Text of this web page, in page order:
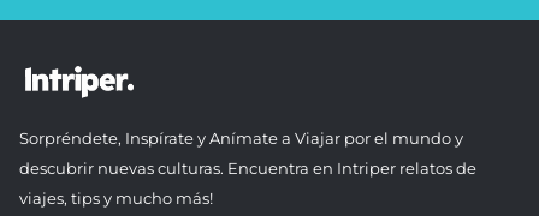
Sorpréndete, Inspírate y Anímate a Viajar por el mundo y
descubrir nuevas culturas. Encuentra en Intriper relatos de
viajes, tips y mucho más!